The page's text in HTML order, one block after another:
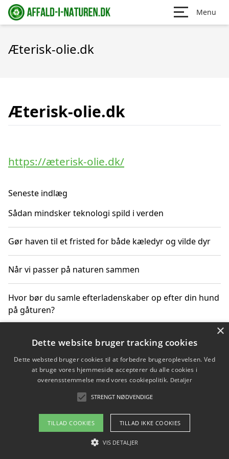
Menu
Æterisk-olie.dk
Æterisk-olie.dk
https://æterisk-olie.dk/
Seneste indlæg
Sådan mindsker teknologi spild i verden
Gør haven til et fristed for både kæledyr og vilde dyr
Når vi passer på naturen sammen
Hvor bør du samle efterladenskaber op efter din hund
på gåturen?
Sådan rydder du effektivt op efter et stort event
Copyright 2026 - Pilanto Aps
Om / kontakt
Blog Betingelser
×
Dette website bruger tracking cookies
Dette websted bruger cookies til at forbedre brugeroplevelsen. Ved
at bruge vores hjemmeside accepterer du alle cookies i
overensstemmelse med vores cookiepolitik. Detaljer
STRENGT NØDVENDIGE
TILLAD COOKIES TILLAD IKKE COOKIES
VIS DETALJER